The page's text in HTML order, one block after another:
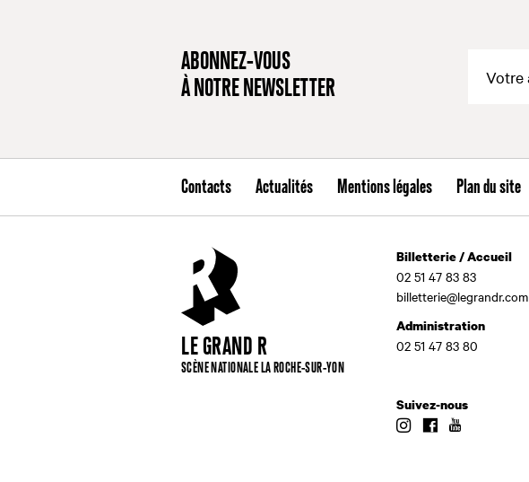
ABONNEZ-VOUS
À NOTRE NEWSLETTER
Contacts Actualités Mentions légales Plan du site
LE GRAND R
SCÈNE NATIONALE LA ROCHE-SUR-YON
Billetterie / Accueil
02 51 47 83 83
billetterie@legrandr.com
Administration
02 51 47 83 80
Suivez-nous
InstagramFacebook